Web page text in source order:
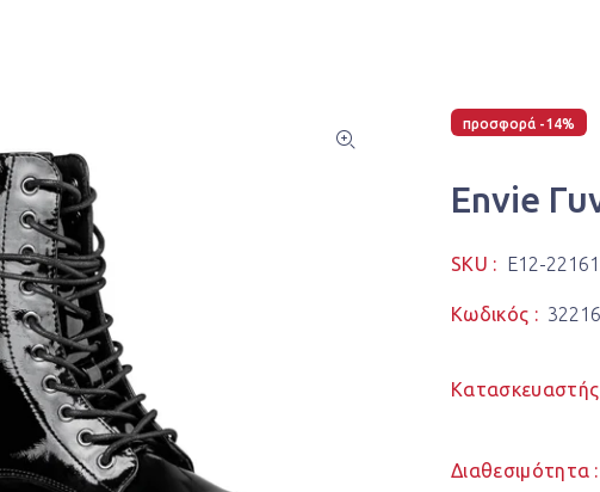
προσφορά -14%
Envie
SKU : E12-22161
Κωδικός : 32216
Κατασκευαστής
Διαθεσιμότητα